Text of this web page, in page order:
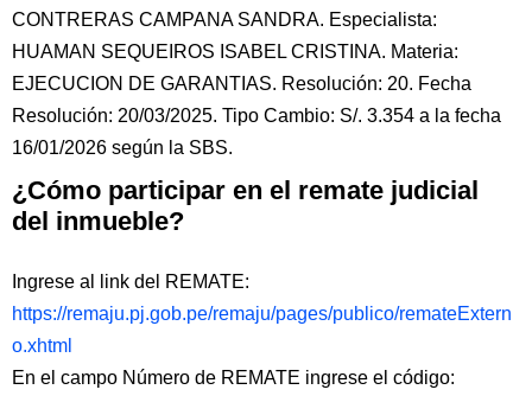
CONTRERAS CAMPANA SANDRA. Especialista:
HUAMAN SEQUEIROS ISABEL CRISTINA. Materia:
EJECUCION DE GARANTIAS. Resolución: 20. Fecha
Resolución: 20/03/2025. Tipo Cambio: S/. 3.354 a la fecha
16/01/2026 según la SBS.
¿Cómo participar en el remate judicial
del inmueble?
Ingrese al link del REMATE:
https://remaju.pj.gob.pe/remaju/pages/publico/remateExtern
o.xhtml
En el campo Número de REMATE ingrese el código: